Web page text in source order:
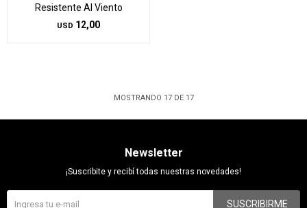
Resistente Al Viento
USD 12,00
MOSTRANDO 17DE 17
Newsletter
¡Suscribite y recibí todas nuestras novedades!
SUSCRIBIRME